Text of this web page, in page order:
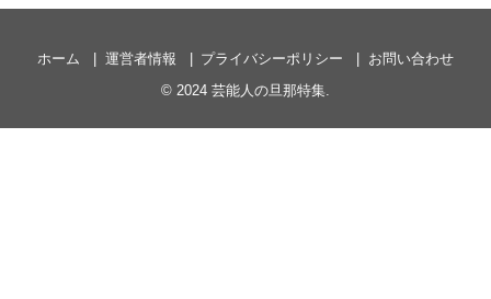
ホーム 運営者情報 プライバシーポリシー
お問い合わせ
© 2024 芸能人の旦那特集.